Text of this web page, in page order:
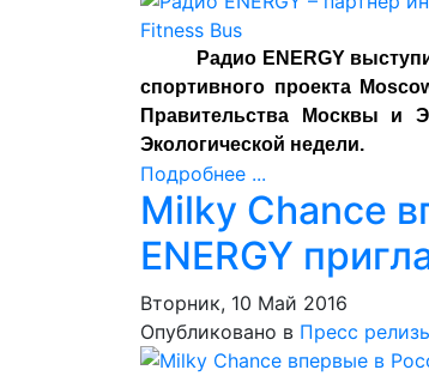
Радио ENERGY
спортивного проекта
Правительства Москвы и
Экологической недели.
Подробнее ...
Milky Chance
ENERGY
Вторник, 10 Май 2016
Опубликовано в Пресс